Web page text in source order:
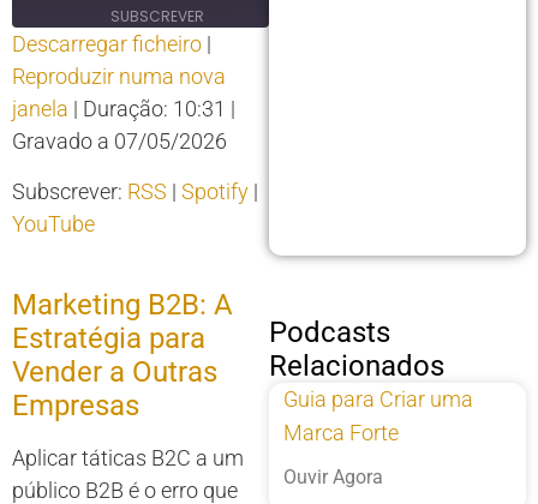
SUBSCREVER
PARTILHAR
RSS Spotify
YouTube
RSS FEED
PARTILHAR
LIGAÇÃO
Descarregar ficheiro |
Reproduzir numa nova
janela | Duração: 10:31 |
Gravado a 07/05/2026
Subscrever: RSS | Spotify |
YouTube
Marketing B2B: A
Estratégia para
Vender a Outras
Empresas
Aplicar táticas B2C a um
público B2B é o erro que
Podcasts
Relacionados
Guia para Criar uma
Marca Forte
Ouvir Agora